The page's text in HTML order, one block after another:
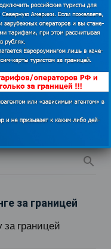
Игры
за границей
за границей